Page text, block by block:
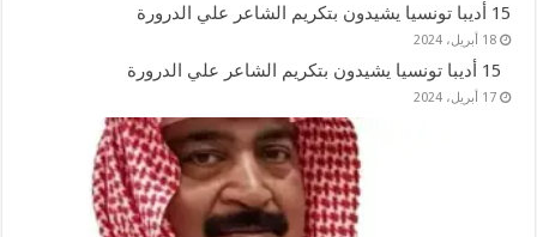
15 أديبا تونسيا يشيدون بتكريم الشاعر علي الدرورة
18 أبريل، 2024
17 أبريل، 2024